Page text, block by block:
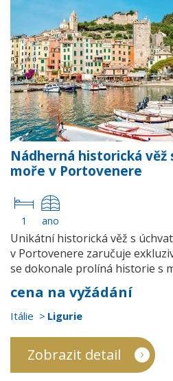
Nádherná historická věž
moře v Portovenere
1 ano
Unikátní historická věž s
v Portovenere zaručuje
se dokonale prolíná historie s
cena na vyžádání
Itálie Ligurie
Zobrazit detail